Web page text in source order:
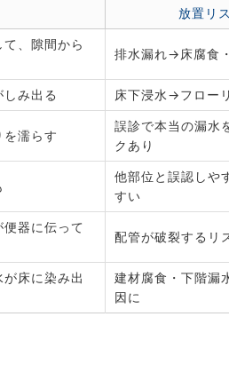
放置リ
、隙間から
排水漏れ→床腐食
み出る 床下浸水→フロー
濡らす
誤診で本当の漏水
クあり
他部位と誤認しや
すい
器に伝って
配管が破裂するリ
床に染み出
建材腐食・下階漏
因に